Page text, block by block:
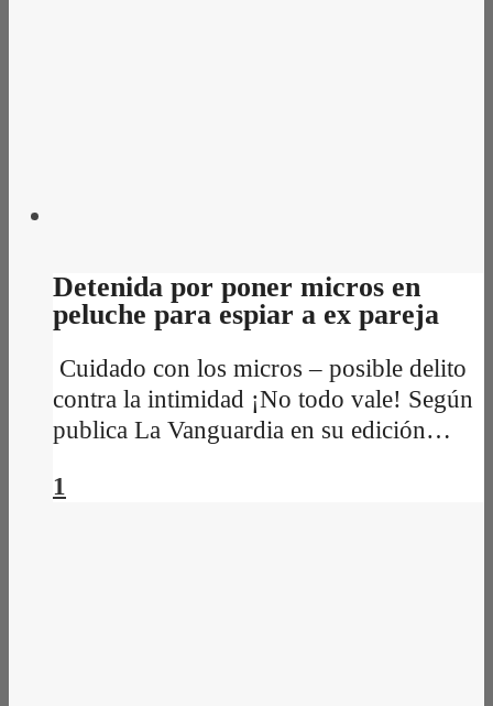
Detenida por poner micros en
peluche para espiar a ex pareja
Cuidado con los micros – posible delito
contra la intimidad ¡No todo vale! Según
publica La Vanguardia en su edición…
1